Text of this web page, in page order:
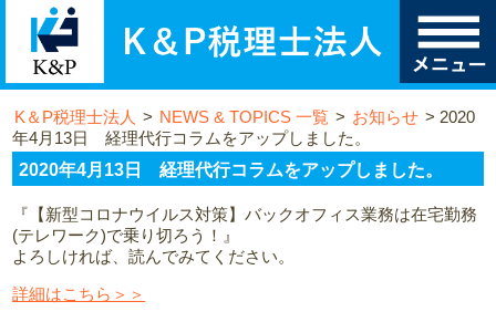
K＆P税理士法人 > NEWS & TOPICS 一覧 > お知らせ >2020
年4月13日 経理代行コラムをアップしました。
2020年4月13日 経理代行コラムをアップしました。
『【新型コロナウイルス対策】バックオフィス業務は在宅勤務
(テレワーク)で乗り切ろう！』
よろしければ、読んでみてください。
詳細はこちら＞＞